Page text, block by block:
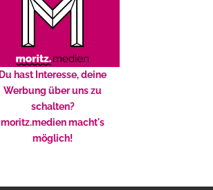
Du hast Interesse, deine
Werbung über uns zu
schalten?
moritz.medien macht's
möglich!